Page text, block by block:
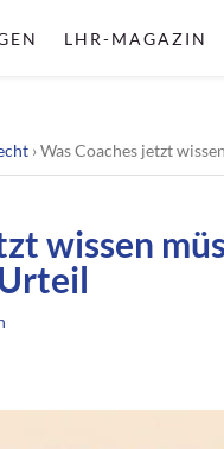
LHR-MAGAZIN
›Was Coaches jetzt
wissen